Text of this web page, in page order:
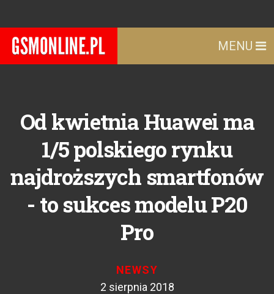
MENU
Od kwietnia Huawei ma
1/5 polskiego rynku
najdroższych smartfonów
- to sukces modelu P20
Pro
NEWSY
2 sierpnia 2018